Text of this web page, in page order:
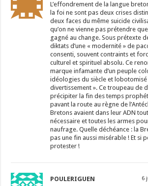
L’effondrement de la langue
la foi ne sont pas deux crises
deux faces du même suicide
qu’on ne vienne pas prétendre
gagné au change. Sous prétexte
diktats d’une « modernité » de
consenti, souvent contraints et
culturel et spirituel absolu. Ce
marque infamante d’un peuple
idéologies du siècle et
divertissement ». Ce troupeau de
précipiter la fin des temps
pavant la route au règne de
Bretons avaient dans leur ADN
nécessaire et toutes les armes
naufrage. Quelle déchéance : la
pas une fin aussi misérable ! Et si
protester !
POULERIGUEN 6